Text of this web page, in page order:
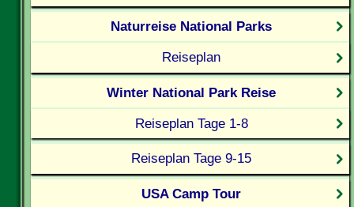
Naturreise National Parks
Reiseplan
Winter National Park Reise
Reiseplan Tage 1-8
Reiseplan Tage 9-15
USA Camp Tour